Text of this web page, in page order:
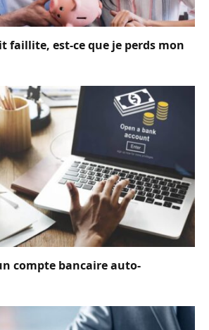
faillite, est-ce que je perds mon
compte bancaire auto-